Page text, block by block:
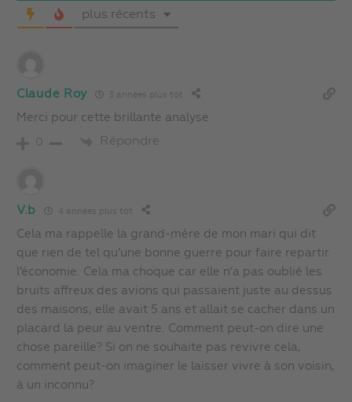
plus récents
Claude Roy 3 années plus tôt
Merci pour cette brillante analyse
0 Répondre
V.b 4 années plus tôt
Cela ma rappelle la grand-mère de mon mari qui dit
que rien de tel qu’une bonne guerre pour faire repartir
l’économie. Cela ma choque car elle n’a pas oublié les
bruits affreux des avions qui passaient juste au dessus
des maisons, elle avait 5 ans et allait se cacher dans un
placard la peur au ventre. Comment peut-on dire une
chose pareille? Si on ne souhaite pas revivre cela,
comment peut-on imaginer le laisser vivre à son voisin,
à un inconnu?